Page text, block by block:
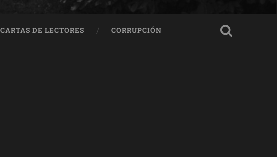
CARTAS DE LECTORES CORRUPCIÓN